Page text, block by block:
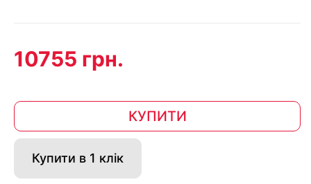
10755 грн.
КУПИТИ
Купити в 1 клік